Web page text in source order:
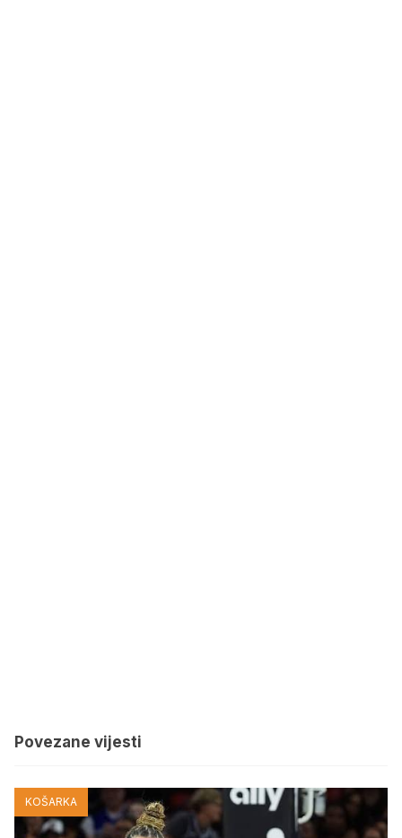
Povezane vijesti
KOŠARKA